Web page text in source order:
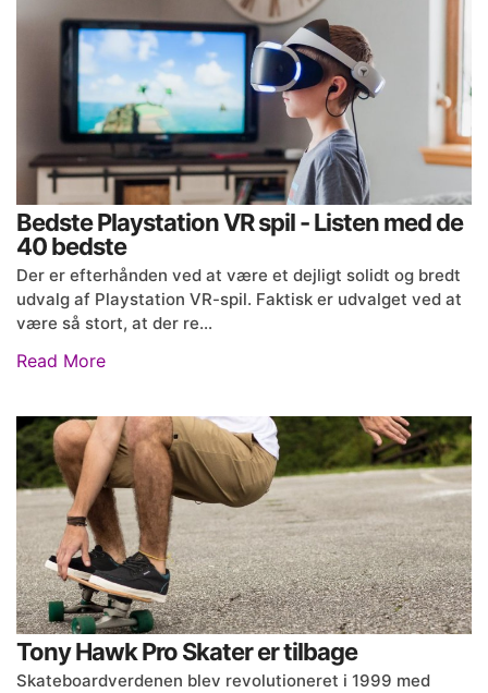
Bedste Playstation VR spil - Listen med de
40 bedste
Der er efterhånden ved at være et dejligt solidt og bredt
udvalg af Playstation VR-spil. Faktisk er udvalget ved at
være så stort, at der re…
Read More
Tony Hawk Pro Skater er tilbage
Skateboardverdenen blev revolutioneret i 1999 med